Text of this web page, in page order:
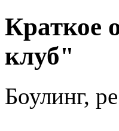
Краткое
клуб"
Боулинг,